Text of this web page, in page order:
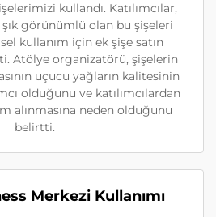
kullandı. Katılımcılar,
şık görünümlü olan bu şişeleri
kullanım için ek şişe satın
Atölye organizatörü, şişelerin
uçucu yağların kalitesinin
olduğunu ve katılımcılardan
alınmasına neden olduğunu
belirtti.
Merkezi Kullanımı